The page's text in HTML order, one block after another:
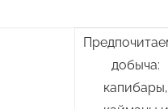
добыча:
капибары,